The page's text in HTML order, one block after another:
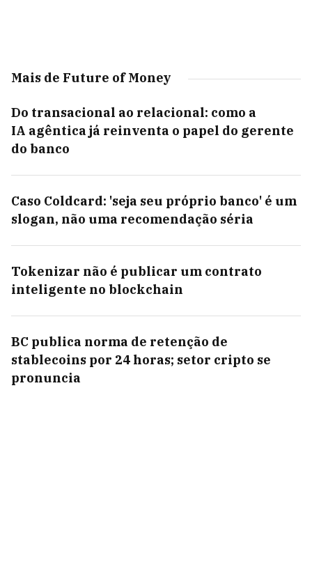
Mais de Future of Money
Do transacional ao relacional: como a
IA agêntica já reinventa o papel do gerente
do banco
Caso Coldcard: 'seja seu próprio banco' é um
slogan, não uma recomendação séria
Tokenizar não é publicar um contrato
inteligente no blockchain
BC publica norma de retenção de
stablecoins por 24 horas; setor cripto se
pronuncia